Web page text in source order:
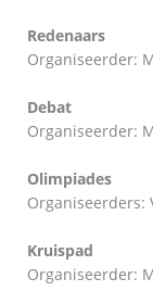
Redenaars
Organiseerder:
Debat
Organiseerder:
Olimpiades
Organiseerders:
Kruispad
Organiseerder: